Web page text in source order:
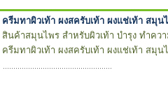
ครีมทาผิวเท้า ผงสครับเท้า ผงแช่เท้า สมุน
สินค้าสมุนไพร สำหรับผิวเท้า บำรุง ทำค
ครีมทาผิวเท้า ผงสครับเท้า ผงแช่เท้า สมุ